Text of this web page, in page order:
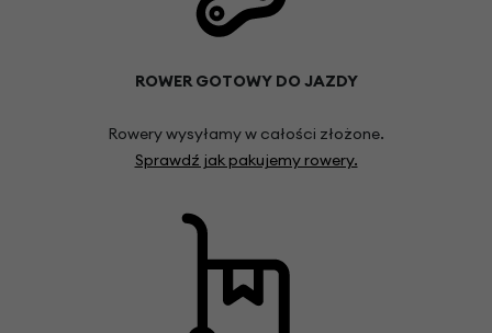
ROWER GOTOWY DO JAZDY
Rowery wysyłamy w całości złożone.
Sprawdź jak pakujemy rowery.